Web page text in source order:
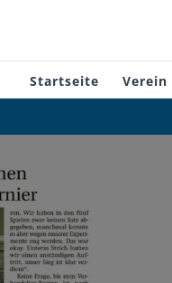
Startseite Verein